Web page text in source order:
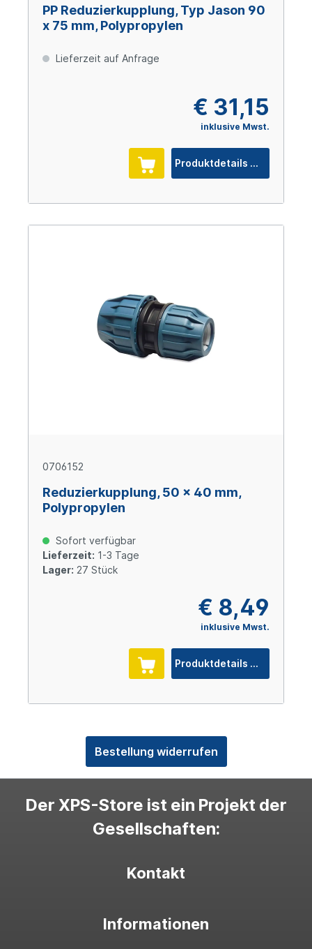
PP Reduzierkupplung, Typ Jason 90
x 75 mm, Polypropylen
Lieferzeit auf Anfrage
€ 31,15
inklusive Mwst.
Produktdetails
0706152
Reduzierkupplung, 50 x 40 mm,
Polypropylen
Sofort verfügbar
Lieferzeit: 1-3 Tage
Lager: 27 Stück
€ 8,49
inklusive Mwst.
Produktdetails
Bestellung widerrufen
Der XPS-Store ist ein Projekt der
Gesellschaften:
Kontakt
Informationen